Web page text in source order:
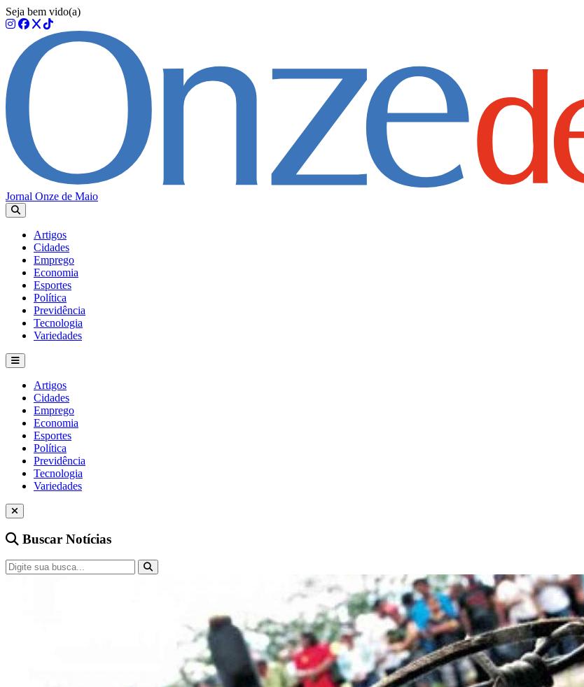
Seja bem vido(a)
Jornal Onze de Maio
Artigos
Cidades
Emprego
Economia
Esportes
Política
Previdência
Tecnologia
Variedades
Artigos
Cidades
Emprego
Economia
Esportes
Política
Previdência
Tecnologia
Variedades
Buscar Notícias